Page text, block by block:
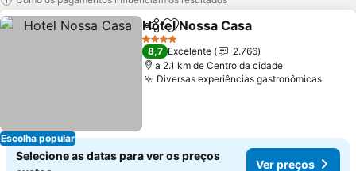
Escolha popular
PartilharAdicionar aos favoritos
Hotel Nossa Casa
4 Estrelas
8,7 Excelente
2.766
a 2.1 km de Centro da cidade
Diversas experiências gastronômicas
Selecione as datas para ver os preços
Ver preços